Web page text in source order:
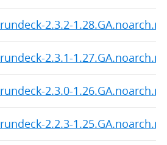
rundeck-2.3.2-
rundeck-2.3.1-
rundeck-2.3.0-
rundeck-2.2.3-